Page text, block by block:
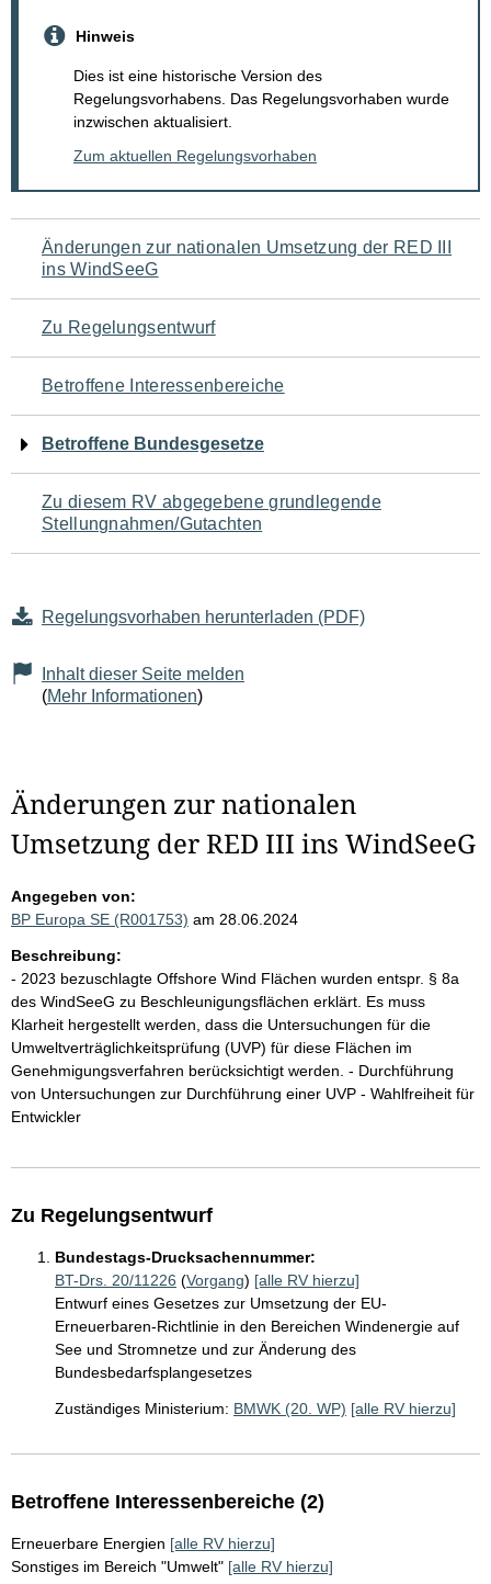
Hinweis
Dies ist eine historische Version des
Regelungsvorhabens. Das Regelungsvorhaben wurde
inzwischen aktualisiert.
Zum aktuellen Regelungsvorhaben
Navigation
für
den
Seiteninhalt
Änderungen zur nationalen Umsetzung der RED III
ins WindSeeG
Zu Regelungsentwurf
Betroffene Interessenbereiche
Betroffene Bundesgesetze
Zu diesem RV abgegebene grundlegende
Stellungnahmen/Gutachten
Regelungsvorhaben herunterladen (PDF)
Inhalt dieser Seite melden
(Mehr Informationen)
Änderungen zur nationalen
Umsetzung der RED III ins WindSeeG
Angegeben von:
BP Europa SE (R001753) am 28.06.2024
Beschreibung:
- 2023 bezuschlagte Offshore Wind Flächen wurden entspr. § 8a
des WindSeeG zu Beschleunigungsflächen erklärt. Es muss
Klarheit hergestellt werden, dass die Untersuchungen für die
Umweltverträglichkeitsprüfung (UVP) für diese Flächen im
Genehmigungsverfahren berücksichtigt werden. - Durchführung
von Untersuchungen zur Durchführung einer UVP - Wahlfreiheit für
Entwickler
Zu Regelungsentwurf
Bundestags-Drucksachennummer:
BT-Drs. 20/11226 (Vorgang) [alle RV hierzu]
Entwurf eines Gesetzes zur Umsetzung der EU-
Erneuerbaren-Richtlinie in den Bereichen Windenergie auf
See und Stromnetze und zur Änderung des
Bundesbedarfsplangesetzes
Zuständiges Ministerium: BMWK (20. WP) [alle RV hierzu]
Betroffene Interessenbereiche (2)
Erneuerbare Energien [alle RV hierzu]
Sonstiges im Bereich "Umwelt" [alle RV hierzu]